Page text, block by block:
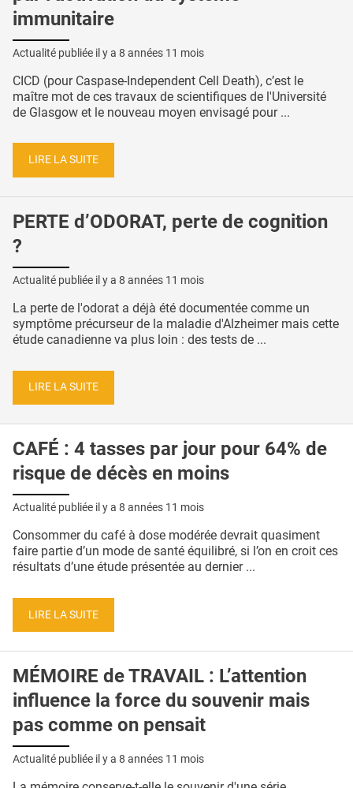
immunitaire
Actualité publiée il y a 8 années 11 mois
CICD (pour Caspase-Independent Cell Death), c’est le
maître mot de ces travaux de scientifiques de l'Université
de Glasgow et le nouveau moyen envisagé pour ...
LIRE LA SUITE
PERTE d’ODORAT, perte de cognition
?
Actualité publiée il y a 8 années 11 mois
La perte de l'odorat a déjà été documentée comme un
symptôme précurseur de la maladie d'Alzheimer mais cette
étude canadienne va plus loin : des tests de ...
LIRE LA SUITE
CAFÉ : 4 tasses par jour pour 64% de
risque de décès en moins
Actualité publiée il y a 8 années 11 mois
Consommer du café à dose modérée devrait quasiment
faire partie d’un mode de santé équilibré, si l’on en croit ces
résultats d’une étude présentée au dernier ...
LIRE LA SUITE
MÉMOIRE de TRAVAIL : L’attention
influence la force du souvenir mais
pas comme on pensait
Actualité publiée il y a 8 années 11 mois